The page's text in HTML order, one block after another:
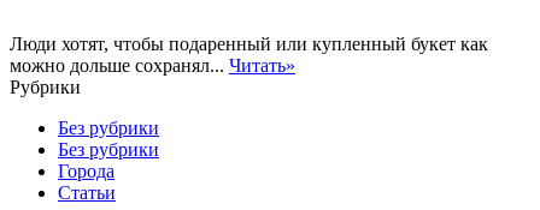
Люди хотят, чтобы подаренный или купленный букет как
можно дольше сохранял... Читать»
Рубрики
Без рубрики
Без рубрики
Города
Статьи